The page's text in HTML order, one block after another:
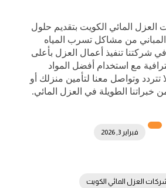
العزل المائي الكويت بتقديم حلول
المباني من مشاكل تسرب المياه
شركتنا تنفيذ أعمال العزل بأعلى
مع استخدام أفضل المواد
تتردد وتواصل معنا لتأمين منزلك أو
الطويلة في العزل المائي.
فبراير 3, 2026
العزل المائي الكويت